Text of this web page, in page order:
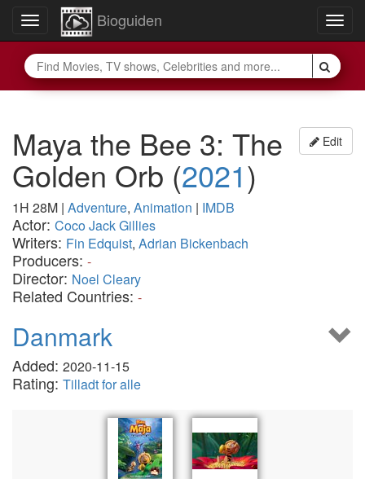
Toggle
navigation
Bioguiden
Edit
Maya the Bee 3: The
Golden Orb (2021)
1H 28M | Adventure, Animation | IMDB
Actor: Coco Jack Gillies
Writers: Fin Edquist, Adrian Bickenbach
Producers: -
Director: Noel Cleary
Related Countries: -
Danmark
Added: 2020-11-15
Rating: Tilladt for alle